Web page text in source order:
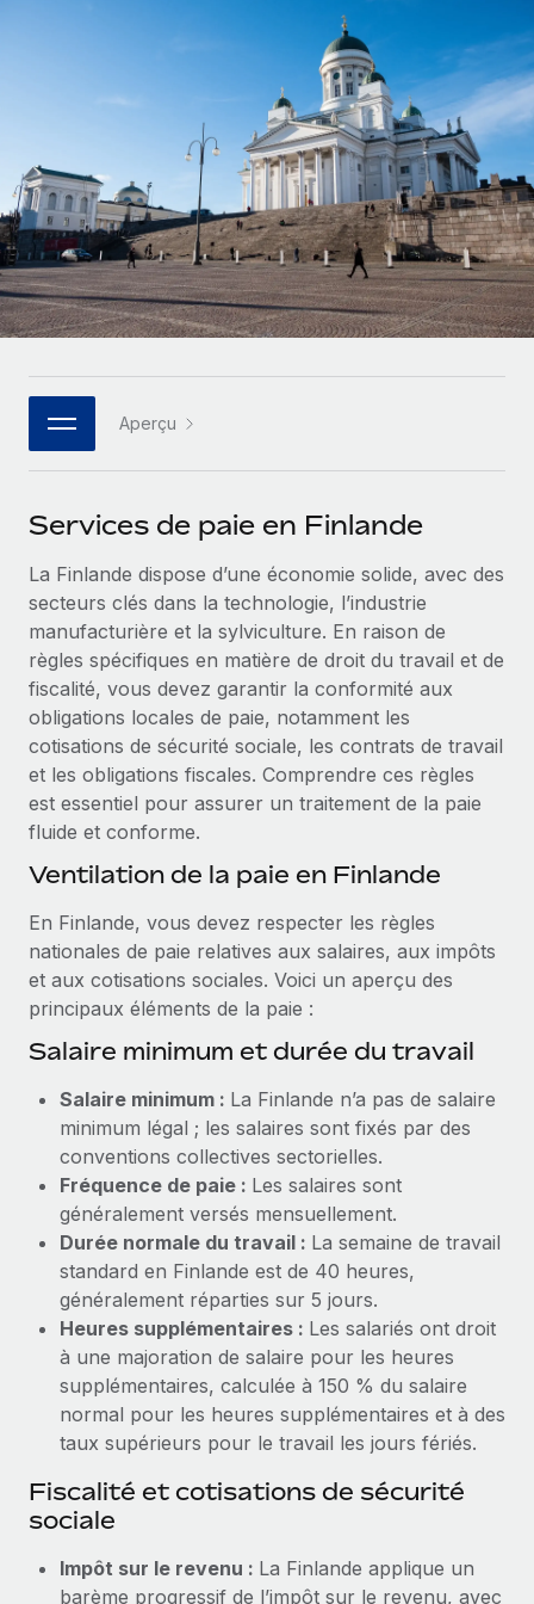
Intégrez et gérez vos freelances partout dans le monde
Sous-traitez les opérations complexes liées à l’emploi
INFRASTRUCTURE
Intégration Remote
Intégrez vos RH aux flux de travail en toute simplicité
Plateforme
Des fonctions RH clés intégrées pour votre équipe
Connectez n'importe quel outil d’IA à Remote grâce à
notre MCP
Rationalisez vos processus avec des outils essentiels
SERVICES
Demandez aux experts
Recevez des conseils d’experts sur les RH à
l’international et la conformité
Contrôles d’antécédents
Simplifiez vos processus de présélection des
candidats
Remote Watchtower
Gardez un temps d’avance sur les risques en
matière de conformité
Gestion des appareils
Achetez et suivez vos équipements informatiques
Création d’entité
Établissez des entités rapidement et en toute
conformité
Mobilité et déménagement international
Organisez facilement le déménagement de vos
employés
Avantages sociaux
Gérez facilement les avantages sociaux
Examinez notre service par rapport aux autres
Des solutions agiles et internationales pour les RH et la
paie des entreprises en pleine croissance
Entreprises intermédiaires
Développez vos équipes avec des solutions RH sur
mesure
Entreprise
Les RH à l’international pour les grandes entreprises
Partenaires stratégiques de la tech
Devenir partenaire
Explorez avec nous vos opportunités de partenariat
Remote Build
Conseil en intégrations et automatisations assistées par
ÉTUDES DE CAS
Calculateur de paiement des freelances
Découvrez les devises disponibles et les vitesses de
paiement pour vos freelances internationaux
APPRENDRE AVEC REMOTE
Recherche et guides
Études de cas
Checklists et modèles
Descriptions de postes
Salle de presse
Données sur les salaires et les talents
Centre de ressources
Obtenir de l’aide
Voir toutes les ressources
BLOG
EOR et PEO
Gestion des freelances
Taxes
Explorer le blog
BLOG
Mises à jour des produits de Remote :
freelances Plus
Remote a toujours pour mission d'aider les entreprises de
toute taille à embaucher, gérer et payer...
En savoir plus
Comment Phiture gère ses 55 employés
répartis dans 19 pays grâce à Remote
croissance mobile internationale, encourage les...
Deutsch
Español
Italiano
Português (Portugal)
日本語
한국어
Aperçu
Services de paie en Finlande
La Finlande dispose d’une économie solide, avec des
secteurs clés dans la technologie, l’industrie
manufacturière et la sylviculture. En raison de
règles spécifiques en matière de droit du travail et de
fiscalité, vous devez garantir la conformité aux
obligations locales de paie, notamment les
cotisations de sécurité sociale, les contrats de travail
et les obligations fiscales. Comprendre ces règles
est essentiel pour assurer un traitement de la paie
fluide et conforme.
Ventilation de la paie en Finlande
En Finlande, vous devez respecter les règles
nationales de paie relatives aux salaires, aux impôts
et aux cotisations sociales. Voici un aperçu des
principaux éléments de la paie :
Salaire minimum et durée du travail
Salaire minimum : La Finlande n’a pas de salaire
minimum légal ; les salaires sont fixés par des
conventions collectives sectorielles.
Fréquence de paie : Les salaires sont
généralement versés mensuellement.
Durée normale du travail : La semaine de travail
standard en Finlande est de 40 heures,
généralement réparties sur 5 jours.
Heures supplémentaires : Les salariés ont droit
à une majoration de salaire pour les heures
supplémentaires, calculée à 150 % du salaire
normal pour les heures supplémentaires et à des
taux supérieurs pour le travail les jours fériés.
Fiscalité et cotisations de sécurité
sociale
Impôt sur le revenu : La Finlande applique un
barème progressif de l’impôt sur le revenu, avec